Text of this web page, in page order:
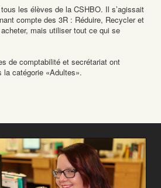
les élèves de la CSHBO. Il s’agissait
compte des 3R : Réduire, Recycler et
mais utiliser tout ce qui se
de comptabilité et secrétariat ont
la catégorie «Adultes».